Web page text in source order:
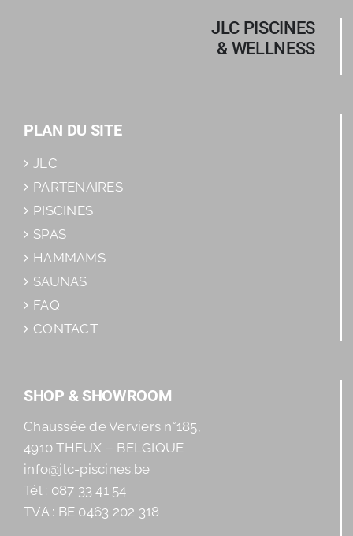
JLC PISCINES
& WELLNESS
PLAN DU SITE
JLC
PARTENAIRES
PISCINES
SPAS
HAMMAMS
SAUNAS
FAQ
CONTACT
SHOP & SHOWROOM
Chaussée de Verviers n°185,
4910 THEUX – BELGIQUE
info@jlc-piscines.be
Tél : 087 33 41 54
TVA : BE 0463 202 318